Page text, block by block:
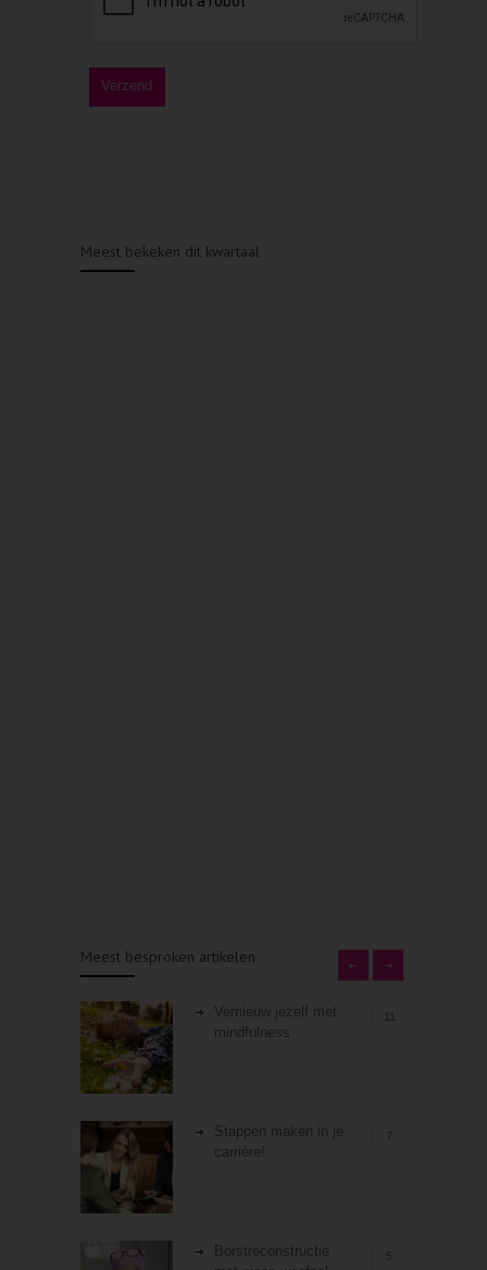
Meest bekeken dit kwartaal
Meest besproken artikelen
Vernieuw jezelf met
mindfulness
Stappen maken in je
carrière!
7
Borstreconstructie
5